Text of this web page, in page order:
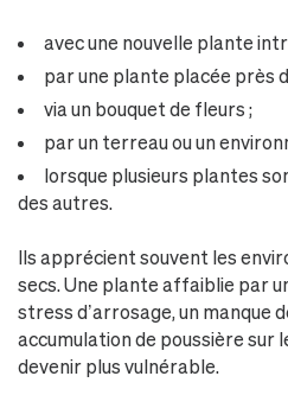
avec une nouvelle plante
par une plante placée près
via un bouquet de fleurs ;
par un terreau ou un
lorsque plusieurs plantes
des autres.
Ils apprécient souvent les
secs. Une plante affaiblie par
stress d’arrosage, un manque
accumulation de poussière sur
devenir plus vulnérable.